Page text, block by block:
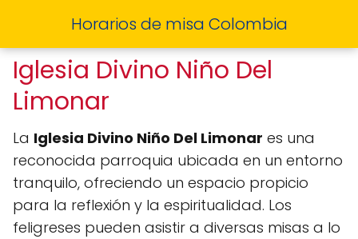
Horarios de misa Colombia
Iglesia Divino Niño Del
Limonar
La Iglesia Divino Niño Del Limonar es una
reconocida parroquia ubicada en un entorno
tranquilo, ofreciendo un espacio propicio
para la reflexión y la espiritualidad. Los
feligreses pueden asistir a diversas misas a lo